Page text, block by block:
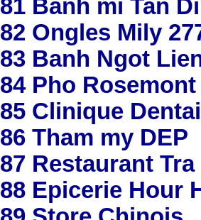
81 Banh mi Tan
82 O­ngles Mily
83 Banh Ngot
84 Pho Rosemont
85 Clinique
86 Tham my DEP
87 Restaurant
88 Epicerie Hour